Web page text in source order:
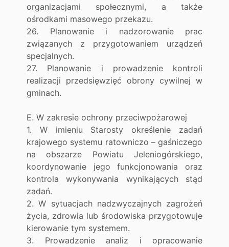
organizacjami społecznymi, a także
ośrodkami masowego przekazu.
26. Planowanie i nadzorowanie prac
związanych z przygotowaniem urządzeń
specjalnych.
27. Planowanie i prowadzenie kontroli
realizacji przedsięwzięć obrony cywilnej w
gminach.
E. W zakresie ochrony przeciwpożarowej
1. W imieniu Starosty określenie zadań
krajowego systemu ratowniczo – gaśniczego
na obszarze Powiatu Jeleniogórskiego,
koordynowanie jego funkcjonowania oraz
kontrola wykonywania wynikających stąd
zadań.
2. W sytuacjach nadzwyczajnych zagrożeń
życia, zdrowia lub środowiska przygotowuje
kierowanie tym systemem.
3. Prowadzenie analiz i opracowanie